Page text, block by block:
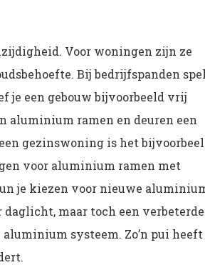
Voor woningen zijn ze
Bij bedrijfspanden
je een gebouw bijvoorbeeld vrij
aluminium ramen en deuren een
gezinswoning is het
voor aluminium ramen met
je kiezen voor nieuwe
maar toch een verbeterde
systeem. Zo’n pui heeft